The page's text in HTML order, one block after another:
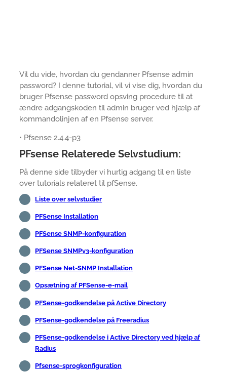
Vil du vide, hvordan du gendanner Pfsense admin
password? I denne tutorial, vil vi vise dig, hvordan du
bruger Pfsense password opsving procedure til at
ændre adgangskoden til admin bruger ved hjælp af
kommandolinjen af en Pfsense server.
• Pfsense 2.4.4-p3
PFsense Relaterede Selvstudium:
På denne side tilbyder vi hurtig adgang til en liste
over tutorials relateret til pfSense.
Liste over selvstudier
PFSense Installation
PFSense SNMP-konfiguration
PFSense SNMPv3-konfiguration
PFSense Net-SNMP Installation
Opsætning af PFSense-e-mail
PFSense-godkendelse på Active Directory
PFSense-godkendelse på Freeradius
PFSense-godkendelse i Active Directory ved hjælp af
Radius
Pfsense-sprogkonfiguration